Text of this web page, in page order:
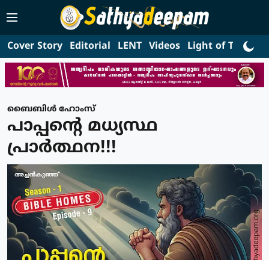
Cover Story Editorial LENT Videos Light of Truth
ബൈബിൾ ഹോംസ്
പാപ്പന്റെ മധ്യസ്ഥ
പ്രാര്‍ത്ഥന!!!